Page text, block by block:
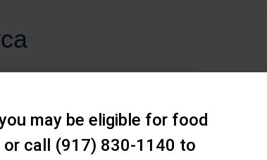
may be eligible for food
or call (917) 830-1140 to